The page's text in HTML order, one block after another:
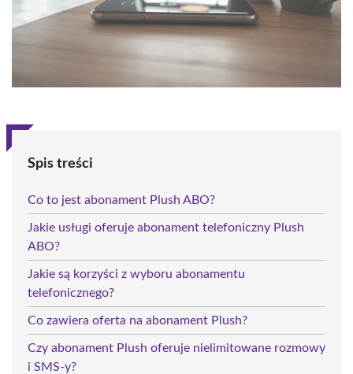
Spis treści
Co to jest abonament Plush ABO?
Jakie usługi oferuje abonament telefoniczny Plush
ABO?
Jakie są korzyści z wyboru abonamentu
telefonicznego?
Co zawiera oferta na abonament Plush?
Czy abonament Plush oferuje nielimitowane rozmowy
i SMS-y?